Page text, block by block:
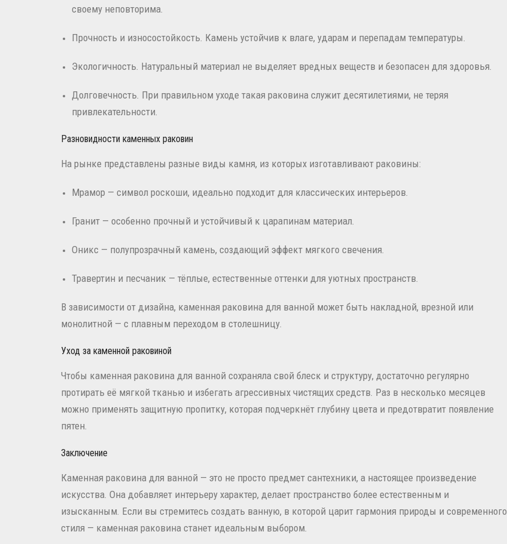
своему неповторима.
Прочность и износостойкость. Камень устойчив к влаге, ударам и перепадам температуры.
Экологичность. Натуральный материал не выделяет вредных веществ и безопасен для здоровья.
Долговечность. При правильном уходе такая раковина служит десятилетиями, не теряя
привлекательности.
Разновидности каменных раковин
На рынке представлены разные виды камня, из которых изготавливают раковины:
Мрамор — символ роскоши, идеально подходит для классических интерьеров.
Гранит — особенно прочный и устойчивый к царапинам материал.
Оникс — полупрозрачный камень, создающий эффект мягкого свечения.
Травертин и песчаник — тёплые, естественные оттенки для уютных пространств.
В зависимости от дизайна, каменная раковина для ванной может быть накладной, врезной или
монолитной — с плавным переходом в столешницу.
Уход за каменной раковиной
Чтобы каменная раковина для ванной сохраняла свой блеск и структуру, достаточно регулярно
протирать её мягкой тканью и избегать агрессивных чистящих средств. Раз в несколько месяцев
можно применять защитную пропитку, которая подчеркнёт глубину цвета и предотвратит появление
пятен.
Заключение
Каменная раковина для ванной — это не просто предмет сантехники, а настоящее произведение
искусства. Она добавляет интерьеру характер, делает пространство более естественным и
изысканным. Если вы стремитесь создать ванную, в которой царит гармония природы и современного
стиля — каменная раковина станет идеальным выбором.